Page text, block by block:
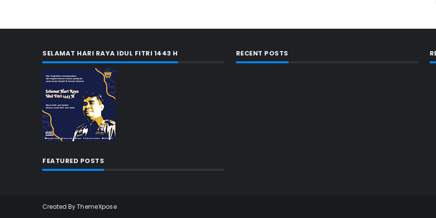
SELAMAT HARI RAYA IDUL FITRI 1443 H
FEATURED POSTS
RECENT POSTS
Created ByThemeXpose